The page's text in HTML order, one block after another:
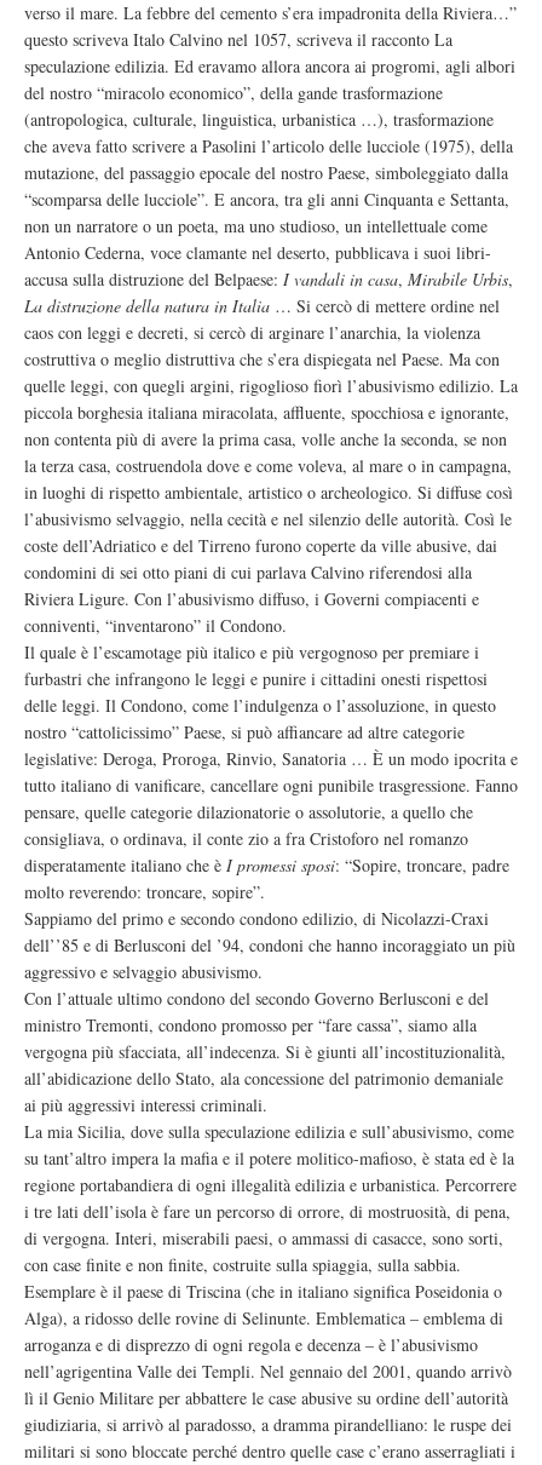
verso il mare. La febbre del cemento s’era impadronita della Riviera…”
questo scriveva Italo Calvino nel 1057, scriveva il racconto La
speculazione edilizia. Ed eravamo allora ancora ai progromi, agli albori
del nostro “miracolo economico”, della gande trasformazione
(antropologica, culturale, linguistica, urbanistica …), trasformazione
che aveva fatto scrivere a Pasolini l’articolo delle lucciole (1975), della
mutazione, del passaggio epocale del nostro Paese, simboleggiato dalla
“scomparsa delle lucciole”. E ancora, tra gli anni Cinquanta e Settanta,
non un narratore o un poeta, ma uno studioso, un intellettuale come
Antonio Cederna, voce clamante nel deserto, pubblicava i suoi libri-
accusa sulla distruzione del Belpaese: I vandali in casa, Mirabile Urbis,
La distruzione della natura in Italia … Si cercò di mettere ordine nel
caos con leggi e decreti, si cercò di arginare l’anarchia, la violenza
costruttiva o meglio distruttiva che s’era dispiegata nel Paese. Ma con
quelle leggi, con quegli argini, rigoglioso fiorì l’abusivismo edilizio. La
piccola borghesia italiana miracolata, affluente, spocchiosa e ignorante,
non contenta più di avere la prima casa, volle anche la seconda, se non
la terza casa, costruendola dove e come voleva, al mare o in campagna,
in luoghi di rispetto ambientale, artistico o archeologico. Si diffuse così
l’abusivismo selvaggio, nella cecità e nel silenzio delle autorità. Così le
coste dell’Adriatico e del Tirreno furono coperte da ville abusive, dai
condomini di sei otto piani di cui parlava Calvino riferendosi alla
Riviera Ligure. Con l’abusivismo diffuso, i Governi compiacenti e
conniventi, “inventarono” il Condono.
Il quale è l’escamotage più italico e più vergognoso per premiare i
furbastri che infrangono le leggi e punire i cittadini onesti rispettosi
delle leggi. Il Condono, come l’indulgenza o l’assoluzione, in questo
nostro “cattolicissimo” Paese, si può affiancare ad altre categorie
legislative: Deroga, Proroga, Rinvio, Sanatoria … È un modo ipocrita e
tutto italiano di vanificare, cancellare ogni punibile trasgressione. Fanno
pensare, quelle categorie dilazionatorie o assolutorie, a quello che
consigliava, o ordinava, il conte zio a fra Cristoforo nel romanzo
disperatamente italiano che è I promessi sposi: “Sopire, troncare, padre
molto reverendo: troncare, sopire”.
Sappiamo del primo e secondo condono edilizio, di Nicolazzi-Craxi
dell’’85 e di Berlusconi del ’94, condoni che hanno incoraggiato un più
aggressivo e selvaggio abusivismo.
Con l’attuale ultimo condono del secondo Governo Berlusconi e del
ministro Tremonti, condono promosso per “fare cassa”, siamo alla
vergogna più sfacciata, all’indecenza. Si è giunti all’incostituzionalità,
all’abidicazione dello Stato, ala concessione del patrimonio demaniale
ai più aggressivi interessi criminali.
La mia Sicilia, dove sulla speculazione edilizia e sull’abusivismo, come
su tant’altro impera la mafia e il potere molitico-mafioso, è stata ed è la
regione portabandiera di ogni illegalità edilizia e urbanistica. Percorrere
i tre lati dell’isola è fare un percorso di orrore, di mostruosità, di pena,
di vergogna. Interi, miserabili paesi, o ammassi di casacce, sono sorti,
con case finite e non finite, costruite sulla spiaggia, sulla sabbia.
Esemplare è il paese di Triscina (che in italiano significa Poseidonia o
Alga), a ridosso delle rovine di Selinunte. Emblematica – emblema di
arroganza e di disprezzo di ogni regola e decenza – è l’abusivismo
nell’agrigentina Valle dei Templi. Nel gennaio del 2001, quando arrivò
lì il Genio Militare per abbattere le case abusive su ordine dell’autorità
giudiziaria, si arrivò al paradosso, a dramma pirandelliano: le ruspe dei
militari si sono bloccate perché dentro quelle case c’erano asserragliati i